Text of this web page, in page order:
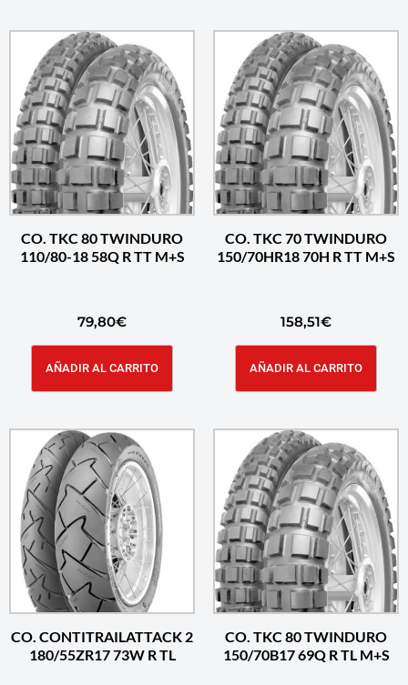
CO. TKC 80 TWINDURO
110/80-18 58Q R TT M+S
79,80€
AÑADIR AL CARRITO
CO. TKC 70 TWINDURO
150/70HR18 70H R TT M+S
158,51€
AÑADIR AL CARRITO
CO. CONTITRAILATTACK 2
180/55ZR17 73W R TL
CO. TKC 80 TWINDURO
150/70B17 69Q R TL M+S